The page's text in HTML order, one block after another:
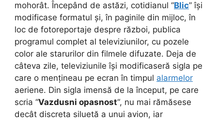
mohorât. Începând de astăzi, cotidianul “Blic” își
modificase formatul și, în paginile din mijloc, în
loc de fotoreportaje despre război, publica
programul complet al televiziunilor, cu pozele
color ale starurilor din filmele difuzate. Deja de
câteva zile, televiziunile își modificaseră sigla pe
care o mențineau pe ecran în timpul alarmelor
aeriene. Din sigla imensă de la început, pe care
scria “Vazdusni opasnost“, nu mai rămăsese
decât discreta siluetă a unui avion, iar